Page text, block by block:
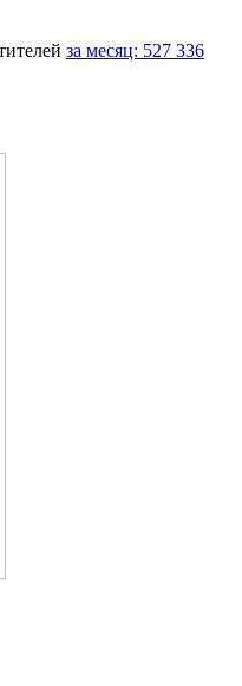
за месяц: 527 336